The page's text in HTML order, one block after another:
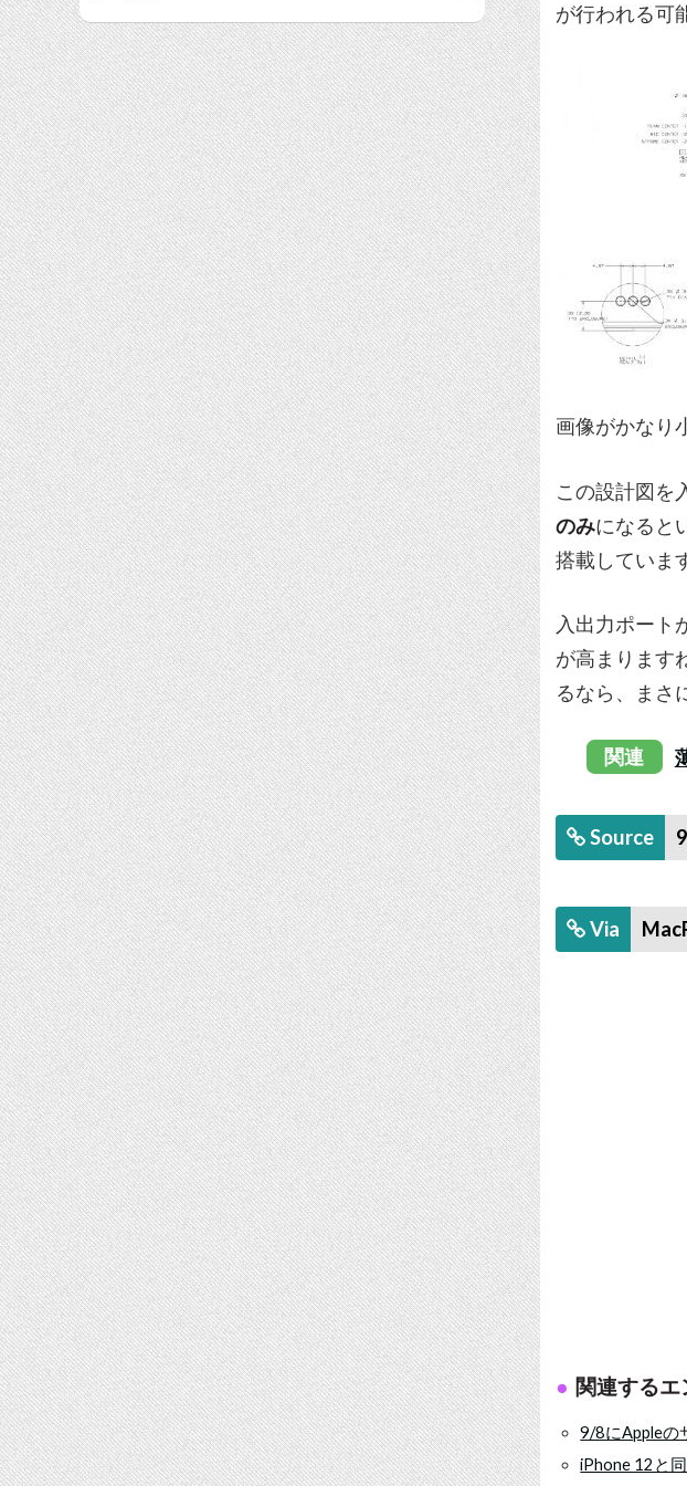
が行われる可
画像がかなり
この設計図を
のみになると
搭載していま
入出力ポート
が高まります
るなら、まさ
関連
Source
Via
関連するエ
9/8にAppleの
iPhone 12と